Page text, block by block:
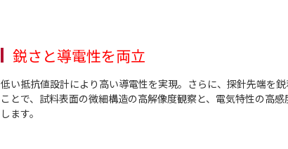
鋭さと導電性を両立
低い抵抗値設計により高い導電性を実現。さらに、探針先端を
ことで、試料表面の微細構造の高解像度観察と、電気特性の高
します。